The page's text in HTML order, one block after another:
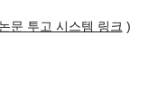
▼
14, 2022
문 투고 시스템 링크 )